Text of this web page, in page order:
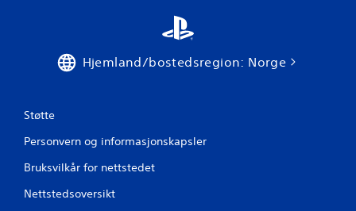
Hjemland/bostedsregion: Norge
Støtte
Personvern og informasjonskapsler
Bruksvilkår for nettstedet
Nettstedsoversikt